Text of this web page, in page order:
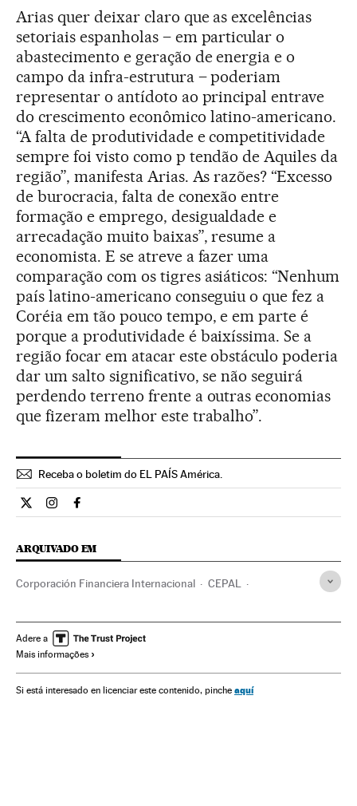
Arias quer deixar claro que as excelências
setoriais espanholas – em particular o
abastecimento e geração de energia e o
campo da infra-estrutura – poderiam
representar o antídoto ao principal entrave
do crescimento econômico latino-americano.
“A falta de produtividade e competitividade
sempre foi visto como p tendão de Aquiles da
região”, manifesta Arias. As razões? “Excesso
de burocracia, falta de conexão entre
formação e emprego, desigualdade e
arrecadação muito baixas”, resume a
economista. E se atreve a fazer uma
comparação com os tigres asiáticos: “Nenhum
país latino-americano conseguiu o que fez a
Coréia em tão pouco tempo, e em parte é
porque a produtividade é baixíssima. Se a
região focar em atacar este obstáculo poderia
dar um salto significativo, se não seguirá
perdendo terreno frente a outras economias
que fizeram melhor este trabalho”.
Receba o boletim do EL PAÍS América.
Economia El País Brasil en Twitter
Economia El País Brasil en Instagram
Economia El País Brasil en Facebook
ARQUIVADO EM
Corporación Financiera Internacional CEPAL
Banco Mundial Comércio internacional
Países emergentes
Política econômica ONU Empresas América Latina
Adere a
Mais informações
Si está interesado en licenciar este contenido, pinche aquí